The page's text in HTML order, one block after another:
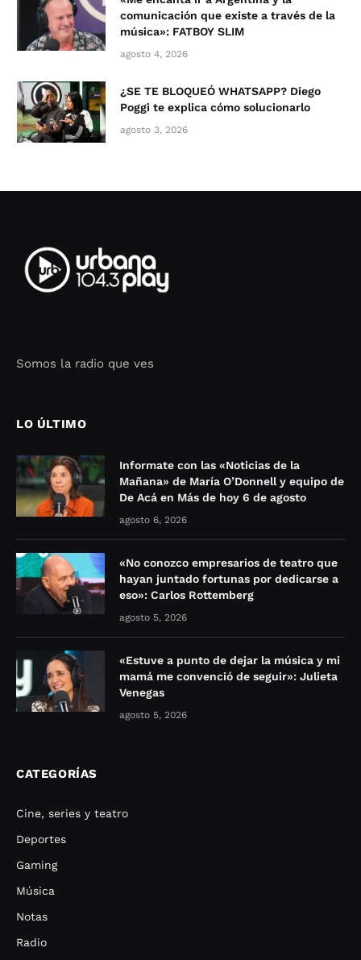
comunicación que existe a través de la
música»: FATBOY SLIM
agosto 4, 2026
¿SE TE BLOQUEÓ WHATSAPP? Diego
Poggi te explica cómo solucionarlo
agosto 3, 2026
Somos la radio que ves
LO ÚLTIMO
Informate con las «Noticias de la
Mañana» de María O’Donnell y equipo de
De Acá en Más de hoy 6 de agosto
agosto 6, 2026
«No conozco empresarios de teatro que
hayan juntado fortunas por dedicarse a
eso»: Carlos Rottemberg
agosto 5, 2026
«Estuve a punto de dejar la música y mi
mamá me convenció de seguir»: Julieta
Venegas
agosto 5, 2026
CATEGORÍAS
Cine, series y teatro
Deportes
Gaming
Música
Notas
Radio